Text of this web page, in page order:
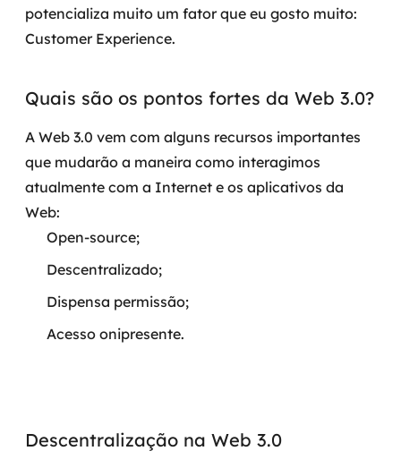
Monitoramento 24x7
FinOps
Billing Cloud
Gestão de infraestrutura
Pentest
DevSecOps
Simulação de Phishing
potencializa muito um fator que eu gosto muito:
Customer Experience.
Quais são os pontos fortes da Web 3.0?
A Web 3.0 vem com alguns recursos importantes
que mudarão a maneira como interagimos
atualmente com a Internet e os aplicativos da
Web:
Open-source;
Descentralizado;
Dispensa permissão;
Acesso onipresente.
Descentralização na Web 3.0